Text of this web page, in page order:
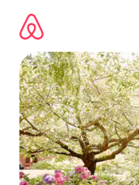
directement
contenu